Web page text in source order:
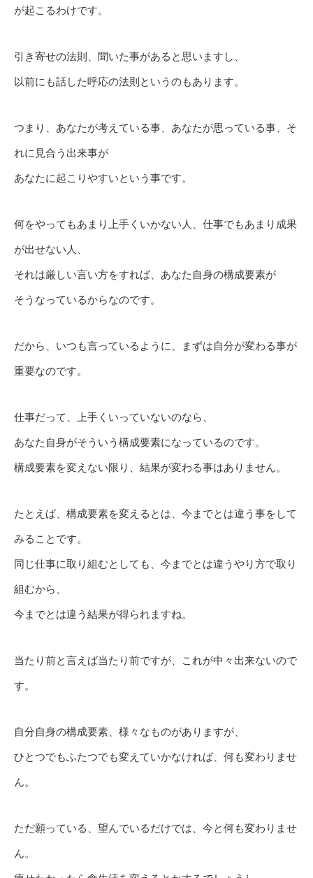
が起こるわけです。
引き寄せの法則、聞いた事があると思いますし、
以前にも話した呼応の法則というのもあります。
つまり、あなたが考えている事、あなたが思っている事、そ
れに見合う出来事が
あなたに起こりやすいという事です。
何をやってもあまり上手くいかない人、仕事でもあまり成果
が出せない人、
それは厳しい言い方をすれば、あなた自身の構成要素が
そうなっているからなのです。
だから、いつも言っているように、まずは自分が変わる事が
重要なのです。
仕事だって、上手くいっていないのなら、
あなた自身がそういう構成要素になっているのです。
構成要素を変えない限り、結果が変わる事はありません。
たとえば、構成要素を変えるとは、今までとは違う事をして
みることです。
同じ仕事に取り組むとしても、今までとは違うやり方で取り
組むから、
今までとは違う結果が得られますね。
当たり前と言えば当たり前ですが、これが中々出来ないので
す。
自分自身の構成要素、様々なものがありますが、
ひとつでもふたつでも変えていかなければ、何も変わりませ
ん。
ただ願っている、望んでいるだけでは、今と何も変わりませ
ん。